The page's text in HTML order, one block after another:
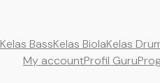
Kelas BassKelas BiolaKelas
My accountProfil Guru